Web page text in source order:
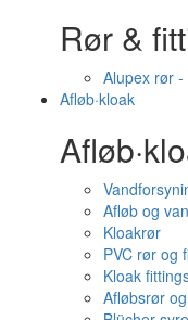
Rør &
Alupex rør
Afløb·kloak
Afløb og
Kloakrør
PVC rør og
Kloak
Afløbsrør